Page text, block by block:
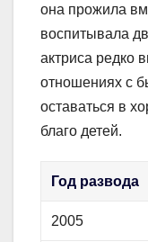
она прожила
воспитывала
актриса редко
отношениях с
оставаться в
благо детей.
Год развода
2005